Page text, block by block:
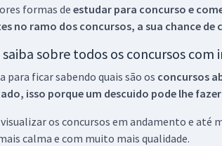
formas deestudar para concurso e
no ramo dos concursos, a sua chance de
sobre todos os concursos com
para ficar sabendo quais são os concursos
isso porque um descuido pode lhe
os concursos em andamento e até
calma e com muito mais qualidade.